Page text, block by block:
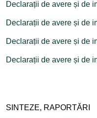
Declarații de avere și de
Declarații de avere și de
Declarații de avere și de
Declarații de avere și de
SINTEZE, RAPORTĂRI